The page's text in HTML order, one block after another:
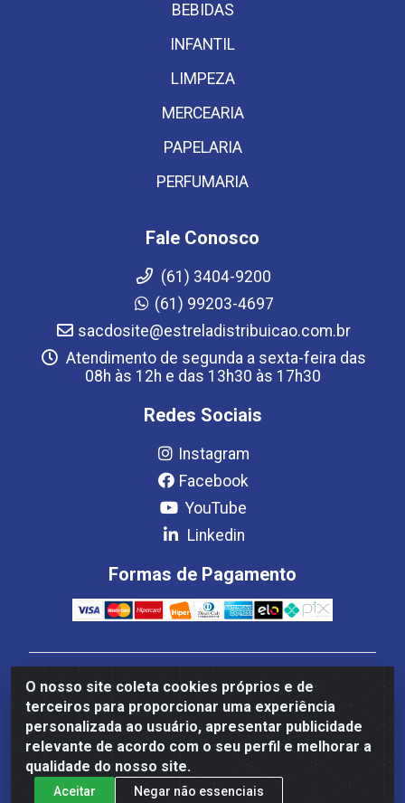
O nosso site coleta cookies próprios e de
terceiros para proporcionar uma experiência
personalizada ao usuário, apresentar publicidade
relevante de acordo com o seu perfil e melhorar a
qualidade do nosso site.
Aceitar Negar não essenciais
BEBIDAS
INFANTIL
LIMPEZA
MERCEARIA
PAPELARIA
PERFUMARIA
Fale Conosco
(61) 3404-9200
(61) 99203-4697
sacdosite@estreladistribuicao.com.br
Atendimento de segunda a sexta-feira das
08h às 12h e das 13h30 às 17h30
Redes Sociais
Instagram
Facebook
YouTube
Linkedin
Formas de Pagamento
Estrela Distribuição LTDA - CNPJ 08.691.096/0001-93 -
Setor Setor de Industria Qi 22 Lt 7, 9, 11, 13, 14 Ao 32,
S/NC - Setor Industrial Ceilândia, Brasília/DF - CEP
72265-220